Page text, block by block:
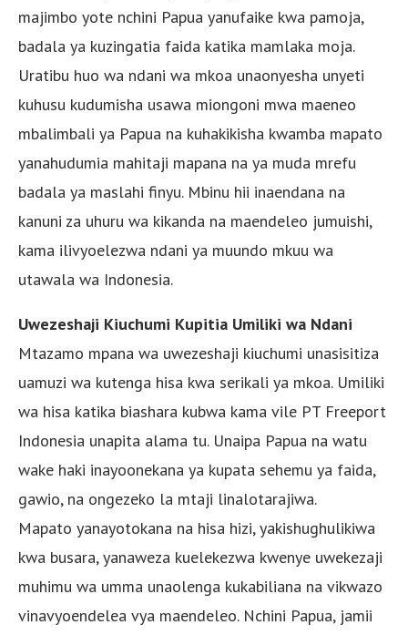
majimbo yote nchini Papua yanufaike kwa pamoja,
badala ya kuzingatia faida katika mamlaka moja.
Uratibu huo wa ndani wa mkoa unaonyesha unyeti
kuhusu kudumisha usawa miongoni mwa maeneo
mbalimbali ya Papua na kuhakikisha kwamba mapato
yanahudumia mahitaji mapana na ya muda mrefu
badala ya maslahi finyu. Mbinu hii inaendana na
kanuni za uhuru wa kikanda na maendeleo jumuishi,
kama ilivyoelezwa ndani ya muundo mkuu wa
utawala wa Indonesia.
Uwezeshaji Kiuchumi Kupitia Umiliki wa Ndani
Mtazamo mpana wa uwezeshaji kiuchumi unasisitiza
uamuzi wa kutenga hisa kwa serikali ya mkoa. Umiliki
wa hisa katika biashara kubwa kama vile PT Freeport
Indonesia unapita alama tu. Unaipa Papua na watu
wake haki inayoonekana ya kupata sehemu ya faida,
gawio, na ongezeko la mtaji linalotarajiwa.
Mapato yanayotokana na hisa hizi, yakishughulikiwa
kwa busara, yanaweza kuelekezwa kwenye uwekezaji
muhimu wa umma unaolenga kukabiliana na vikwazo
vinavyoendelea vya maendeleo. Nchini Papua, jamii